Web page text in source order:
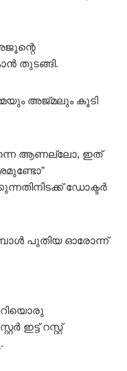
തുടങ്ങി.
അജ്മലും കൂടി
ആണല്ലോ, ഇത്
ഡോക്ടർ
പുതിയ ഓരോന്ന്
ഇട്ട് റസ്റ്റ്‌